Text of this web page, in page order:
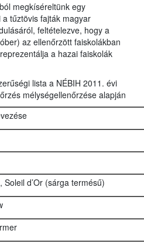
megkíséreltünk egy
tűztövis fajták magyar
feltételezve, hogy a
az ellenőrzött faiskolákban
a hazai faiskolák
lista a NÉBIH 2011. évi
mélységellenőrzése alapján
Soleil d’Or (sárga termésű)